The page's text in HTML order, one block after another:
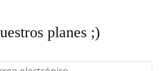
planes ;)